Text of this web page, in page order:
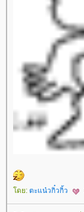
ดย: ตะแน๋วกิ๋วกิ้ว